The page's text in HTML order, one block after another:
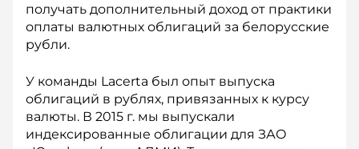
получать дополнительный доход от практики
оплаты валютных облигаций за белорусские
рубли.
У команды Lacerta был опыт выпуска
облигаций в рублях, привязанных к курсу
валюты. В 2015 г. мы выпускали
индексированные облигации для ЗАО